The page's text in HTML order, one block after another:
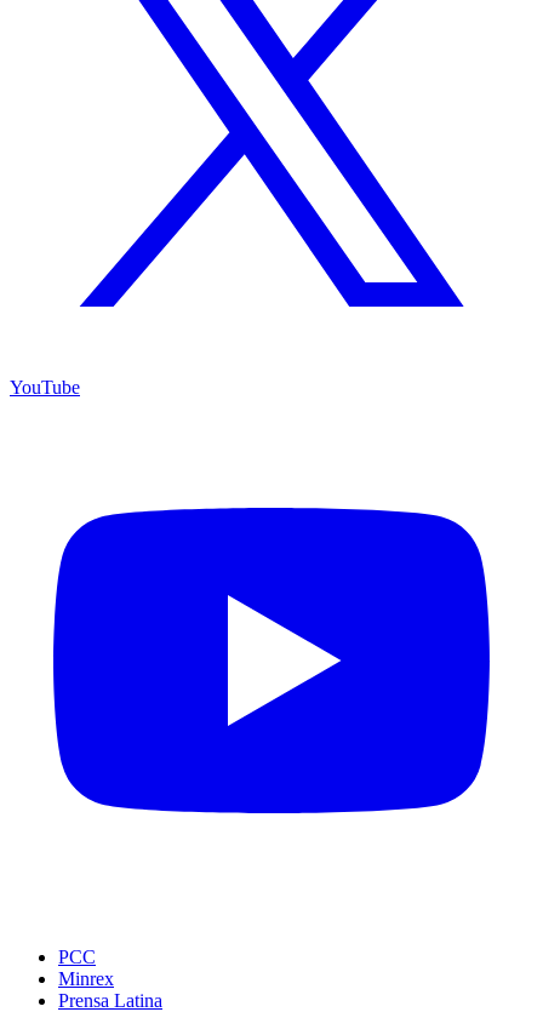
YouTube
PCC
Minrex
Prensa Latina